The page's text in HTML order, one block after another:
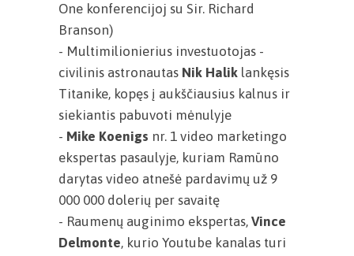
One konferencijoj su Sir. Richard
Branson)
- Multimilionierius investuotojas -
civilinis astronautas Nik Halik lankęsis
Titanike, kopęs į aukščiausius kalnus ir
siekiantis pabuvoti mėnulyje
- Mike Koenigs nr. 1 video marketingo
ekspertas pasaulyje, kuriam Ramūno
darytas video atnešė pardavimų už 9
000 000 dolerių per savaitę
- Raumenų auginimo ekspertas, Vince
Delmonte, kurio Youtube kanalas turi